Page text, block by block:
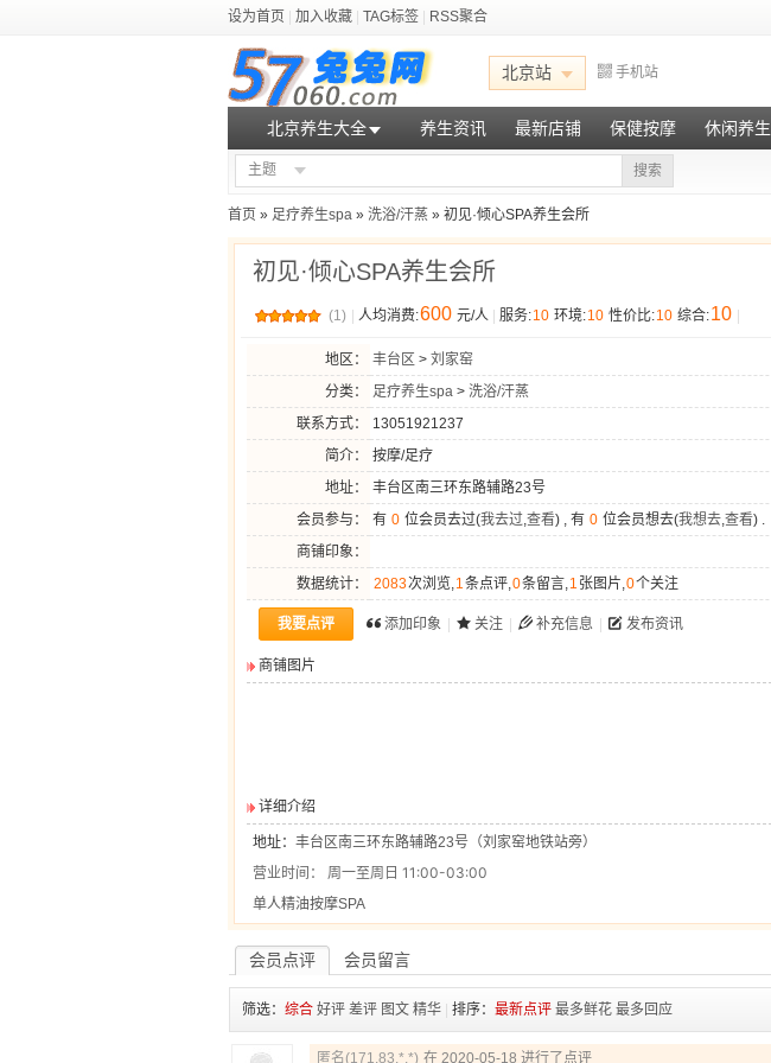
设为首页 加入收藏 TAG标签 RSS聚合
北京站 手机站
北京养生大全 养生资讯 最新店铺 保健按摩 休闲养生
主题 搜索
首页 » 足疗养生spa » 洗浴/汗蒸 » 初见·倾心SPA养生会所
初见·倾心SPA养生会所
(1) 人均消费:600 元/人 服务:10 环境:10 性价比:10 综合:10
地区： 丰台区 > 刘家窑
分类：
足疗养生spa > 洗浴/汗蒸
联系方式：
13051921237
简介：
按摩/足疗
地址：
丰台区南三环东路辅路23号
会员参与：
有 0 位会员去过(我去过,查看) , 有 0 位会员想去(我想去,查看) .
商铺印象：
数据统计：
2083次浏览,1条点评,0条留言,1 张图片,0个关注
我要点评 添加印象 关注 补充信息 发布资讯
商铺图片
详细介绍
地址： 丰台区南三环东路辅路23号（刘家窑地铁站旁）
营业时间： 周一至周日 11:00-03:00
单人精油按摩SPA
会员点评 会员留言
筛选： 综合 好评 差评 图文 精华 排序： 最新点评 最多鲜花 最多回应
匿名(171.83.*.*) 在 2020-05-18 进行了点评